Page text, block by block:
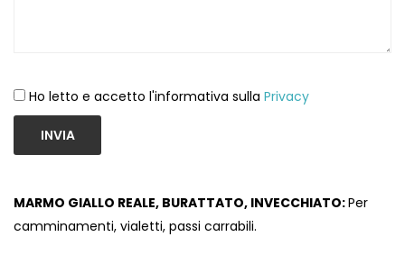
Ho letto e accetto l'informativa sulla Privacy
INVIA
MARMO GIALLO REALE, BURATTATO, INVECCHIATO:Per
camminamenti, vialetti, passi carrabili.